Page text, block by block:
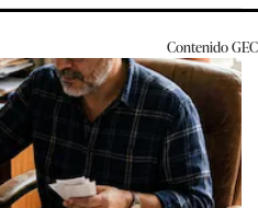
ContenidoGEC